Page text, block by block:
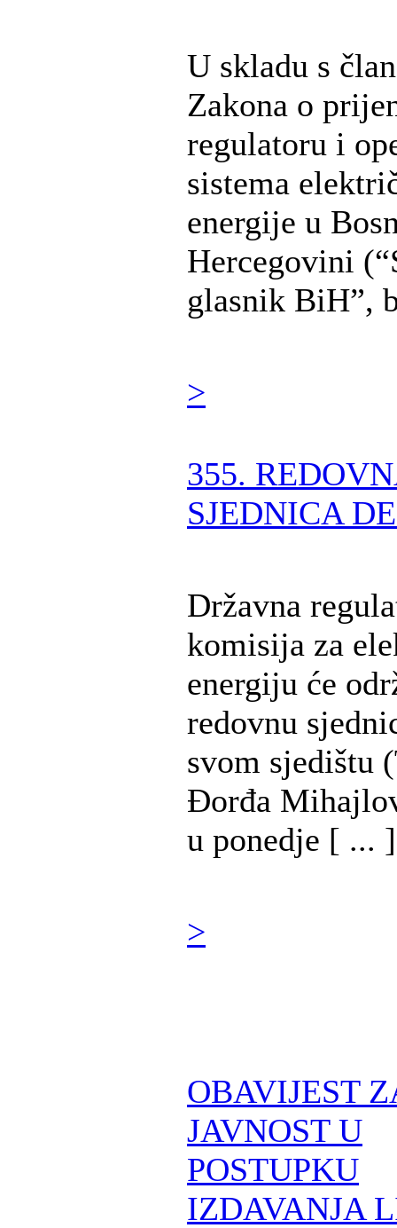
U skladu s
Zakona o
regulatoru i
sistema
energije u
Hercegovini
glasnik BiH”,
>
355.
SJEDNICA
Državna
komisija za
energiju će
redovnu
svom sjedištu
Đorđa
u ponedje [ ... ]
>
OBAVIJEST
JAVNOST U
POSTUPKU
IZDAVANJA